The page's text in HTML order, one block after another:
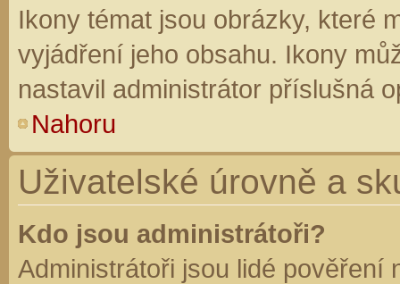
Ikony témat jsou obrázky, které
vyjádření jeho obsahu. Ikony
nastavil administrátor příslušná
Nahoru
Uživatelské úrovně a
Kdo jsou administrátoři?
Administrátoři jsou lidé pověření